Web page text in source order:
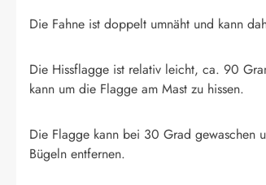
Die Fahne ist doppelt umnäht und kann
Die Hissflagge ist relativ leicht, ca. 90
kann um die Flagge am Mast zu hissen.
Die Flagge kann bei 30 Grad gewaschen
Bügeln entfernen.